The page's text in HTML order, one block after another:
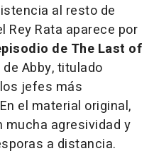
al resto de
Rata aparece por
de The Last of
Abby, titulado
jefes más
el material original,
agresividad y
a distancia.